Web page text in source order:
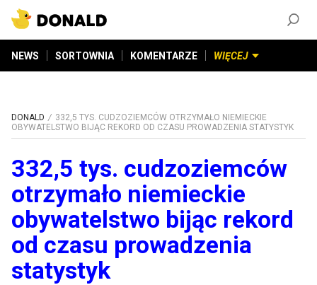
NEWS SORTOWNIA KOMENTARZE WIĘCEJ
DONALD
332,5 TYS. CUDZOZIEMCÓW OTRZYMAŁO NIEMIECKIE
OBYWATELSTWO BIJĄC REKORD OD CZASU PROWADZENIA STATYSTYK
332,5 tys. cudzoziemców
otrzymało niemieckie
obywatelstwo bijąc rekord
od czasu prowadzenia
statystyk